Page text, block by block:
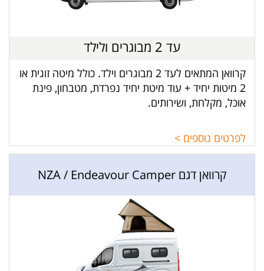
עד 2 מבוגרים ולילד
קרוואן המתאים לעד 2 מבוגרים וילד. כולל מיטה זוגית או
2 מיטות יחיד + עוד מיטת יחיד נפרדת, מטבחון, פינת
אוכל, מקלחת, ושירותים.
לפרטים נוספים >
קרוואן דגם NZA / Endeavour Camper